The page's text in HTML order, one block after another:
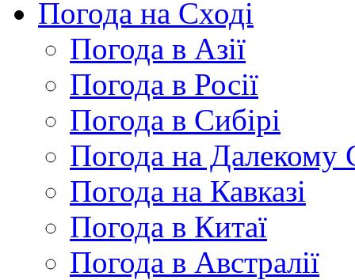
Погода на Сході
Погода в Азії
Погода в Росії
Погода в Сибірі
Погода на Далекому
Погода на Кавказі
Погода в Китаї
Погода в Австралії